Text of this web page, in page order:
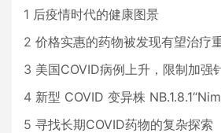
1 后疫情时代的健康图景
2 价格实惠的药物被发现有望治疗
3 美国COVID病例上升，限制加强
4 新型 COVID 变异株 NB.1.8.1“Nimbus”现
5 寻找长期COVID药物的复杂探索